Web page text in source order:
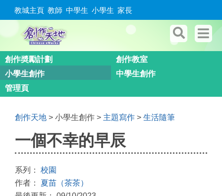
教城主頁 教師 中學生 小學生 家長
創作奬勵計劃
創作教室
小學生創作
中學生創作
管理頁
創作天地 > 小學生創作 > 主題寫作 > 生活隨筆
一個不幸的早辰
系列： 校園
作者： 夏苗（茶茶）